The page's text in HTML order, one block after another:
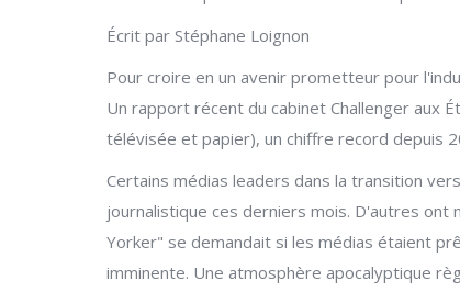
Écrit par Stéphane Loignon
Pour croire en un avenir prometteur pour
Un rapport récent du cabinet Challenger aux
télévisée et papier), un chiffre record depuis
Certains médias leaders dans la transition
journalistique ces derniers mois. D'autres ont
Yorker" se demandait si les médias étaient
imminente. Une atmosphère apocalyptique